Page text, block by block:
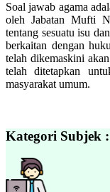
Soal jawab agama
oleh Jabatan Mufti
tentang sesuatu isu
berkaitan dengan
telah dikemaskini
telah ditetapkan
masyarakat umum.
Kategori Subjek